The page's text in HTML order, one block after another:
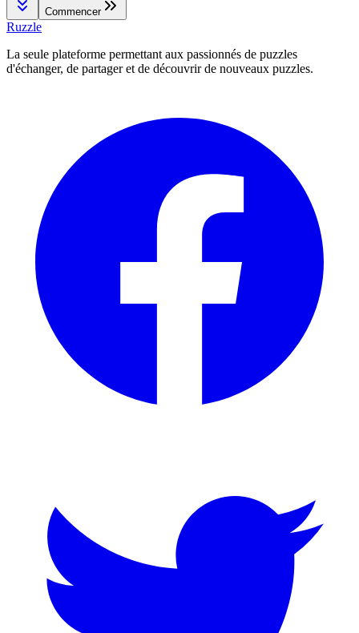
Commencer
Ruzzle
La seule plateforme permettant aux passionnés de puzzles
d'échanger, de partager et de découvrir de nouveaux puzzles.